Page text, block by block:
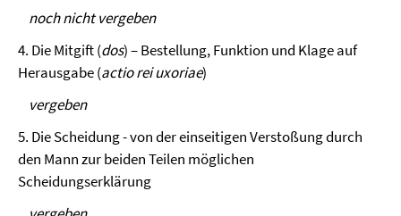
noch nicht vergeben
4. Die Mitgift (dos) – Bestellung, Funktion und Klage auf
Herausgabe (actio rei uxoriae)
vergeben
5. Die Scheidung - von der einseitigen Verstoßung durch
den Mann zur beiden Teilen möglichen
Scheidungserklärung